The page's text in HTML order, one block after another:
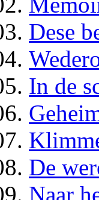
Dese
In de
De
Naar